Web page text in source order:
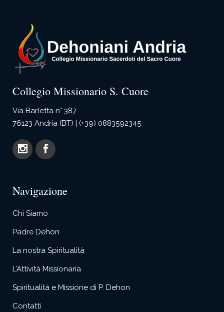
Collegio Missionario S. Cuore
Via Barletta n° 387
76123 Andria (BT) | (+39) 0883592345
Navigazione
Chi Siamo
Padre Dehon
La nostra Spiritualità
L’Attività Missionaria
Spiritualità e Missione di P. Dehon
Contatti